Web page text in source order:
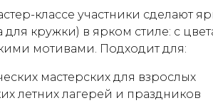
классе участники сделают
для кружки) в ярком стиле: с
мотивами. Подходит для:
мастерских для взрослых
летних лагерей и праздников